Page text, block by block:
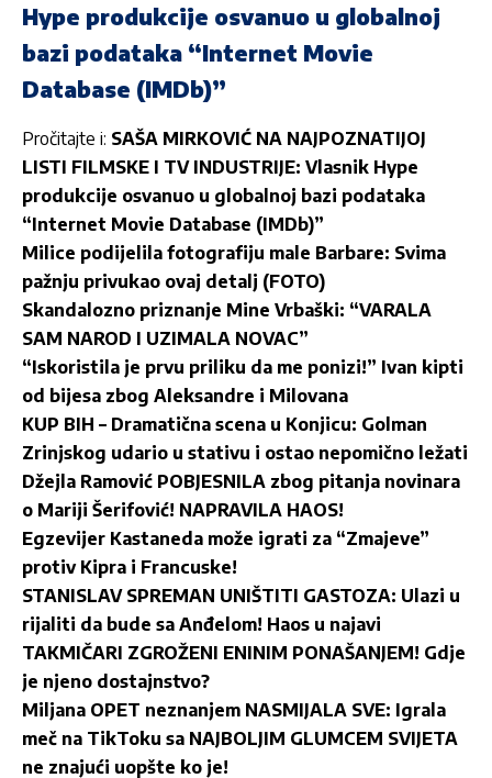
Hype produkcije osvanuo u globalnoj
bazi podataka “Internet Movie
Database (IMDb)”
Pročitajte i: SAŠA MIRKOVIĆ NA NAJPOZNATIJOJ
LISTI FILMSKE I TV INDUSTRIJE: Vlasnik Hype
produkcije osvanuo u globalnoj bazi podataka
“Internet Movie Database (IMDb)”
Milice podijelila fotografiju male Barbare: Svima
pažnju privukao ovaj detalj (FOTO)
Skandalozno priznanje Mine Vrbaški: “VARALA
SAM NAROD I UZIMALA NOVAC”
“Iskoristila je prvu priliku da me ponizi!” Ivan kipti
od bijesa zbog Aleksandre i Milovana
KUP BIH – Dramatična scena u Konjicu: Golman
Zrinjskog udario u stativu i ostao nepomično ležati
Džejla Ramović POBJESNILA zbog pitanja novinara
o Mariji Šerifović! NAPRAVILA HAOS!
Egzevijer Kastaneda može igrati za “Zmajeve”
protiv Kipra i Francuske!
STANISLAV SPREMAN UNIŠTITI GASTOZA: Ulazi u
rijaliti da bude sa Anđelom! Haos u najavi
TAKMIČARI ZGROŽENI ENINIM PONAŠANJEM! Gdje
je njeno dostajnstvo?
Miljana OPET neznanjem NASMIJALA SVE: Igrala
meč na TikToku sa NAJBOLJIM GLUMCEM SVIJETA
ne znajući uopšte ko je!